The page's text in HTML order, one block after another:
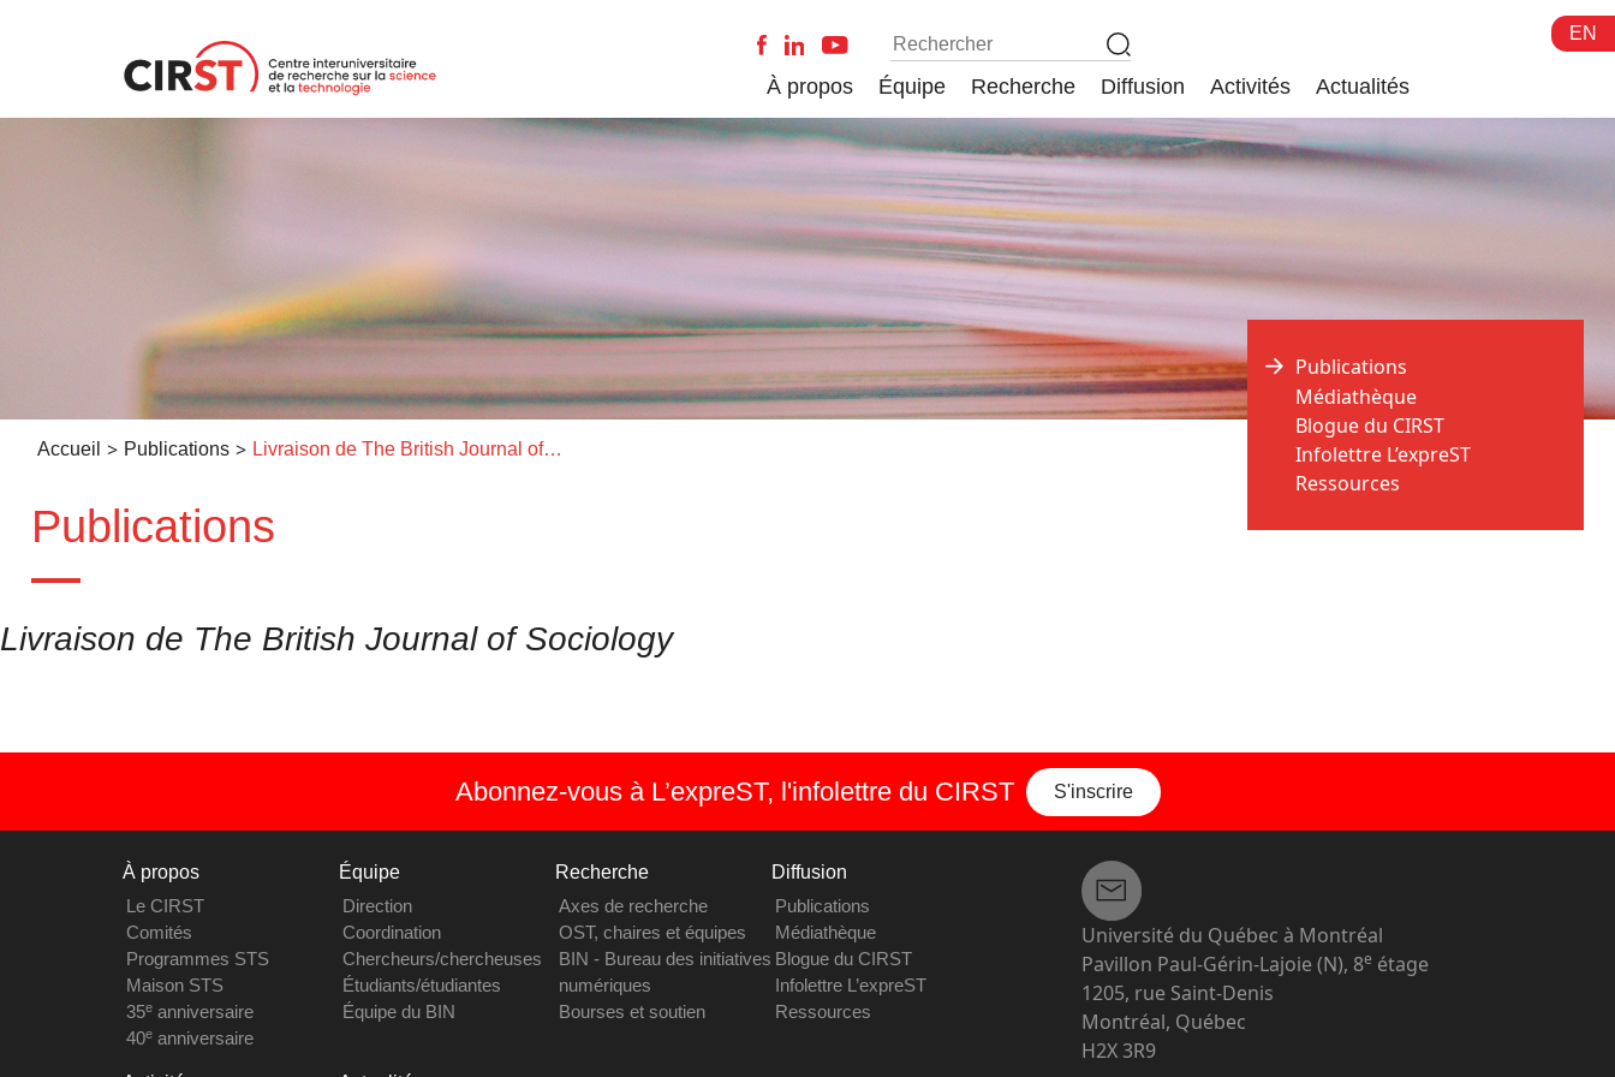
EN
À propos Équipe Recherche Diffusion Activités Actualités
Accueil > Publications > Livraison de The British Journal of Sociology
Publications
Publications
Médiathèque
Blogue du CIRST
Infolettre L’expreST
Ressources
Livraison de The British Journal of Sociology
Abonnez-vous à L’expreST, l'infolettre du CIRST S'inscrire
À propos
Le CIRST
Comités
Programmes STS
Maison STS
35eanniversaire
40eanniversaire
Équipe
Direction
Coordination
Chercheurs/chercheuses
Étudiants/étudiantes
Équipe du BIN
Recherche
Axes de recherche
OST, chaires et équipes
BIN - Bureau des initiatives
numériques
Bourses et soutien
Diffusion
Publications
Médiathèque
Blogue du CIRST
Infolettre L’expreST
Ressources
Université du Québec à Montréal
Pavillon Paul-Gérin-Lajoie (N), 8e étage
1205, rue Saint-Denis
Montréal, Québec
H2X 3R9